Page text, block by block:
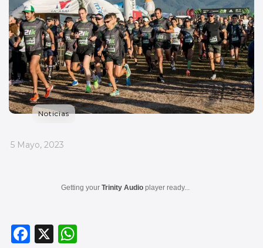
Noticias
_
5 Mayo, 2023
Getting your Trinity Audio player ready...
F
X